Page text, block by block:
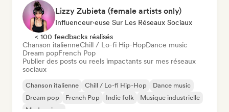
Lizzy Zubieta (female artists only)
Influenceur·euse Sur Les Réseaux Sociaux
< 100 feedbacks réalisés
Chanson italienneChill / Lo-fi Hip-HopDance music
Dream popFrench Pop
Publier des posts ou reels impactants sur mes réseaux
sociaux
Chanson italienne Chill / Lo-fi Hip-Hop
Dance music
Dream pop
French Pop Indie folk
Musique industrielle
Modern jazz